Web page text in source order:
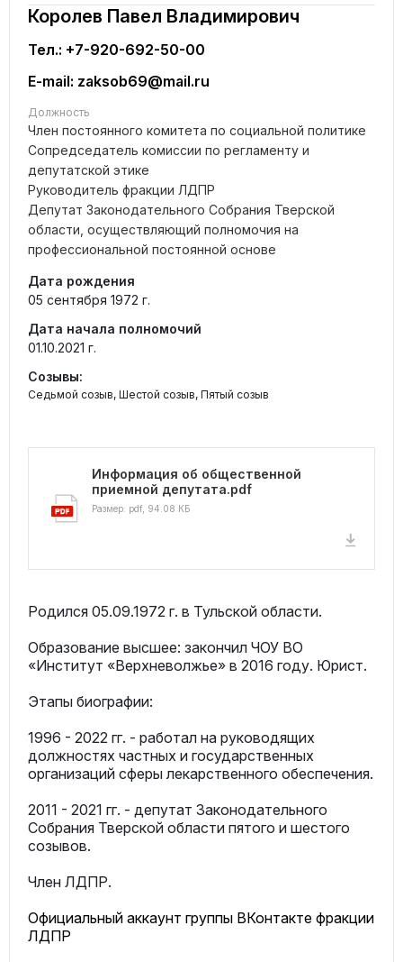
Королев Павел Владимирович
Тел.: +7-920-692-50-00
E-mail: zaksob69@mail.ru
Должность
Член постоянного комитета по социальной политике
Сопредседатель комиссии по регламенту и
депутатской этике
Руководитель фракции ЛДПР
Депутат Законодательного Собрания Тверской
области, осуществляющий полномочия на
профессиональной постоянной основе
Дата рождения
05 сентября 1972 г.
Дата начала полномочий
01.10.2021 г.
Созывы:
Седьмой созыв, Шестой созыв, Пятый созыв
Информация об общественной
приемной депутата.pdf
Размер: pdf, 94.08 КБ
Родился 05.09.1972 г. в Тульской области.
Образование высшее: закончил ЧОУ ВО
«Институт «Верхневолжье» в 2016 году. Юрист.
Этапы биографии:
1996 - 2022 гг. - работал на руководящих
должностях частных и государственных
организаций сферы лекарственного обеспечения.
2011 - 2021 гг. - депутат Законодательного
Собрания Тверской области пятого и шестого
созывов.
Член ЛДПР.
Официальный аккаунт группы ВКонтакте фракции
ЛДПР